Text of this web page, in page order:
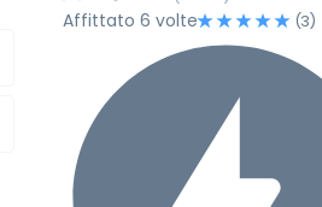
Affittato 6 volte
(3)